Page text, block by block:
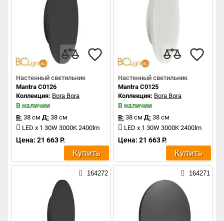
Настенный светильник
Mantra C0126
Коллекция: Bora Bora
В наличии
В: 38 см Д: 38 см
LED x 1 30W 3000K 2400lm
Цена: 21 663 Р.
Купить
Настенный светильник
Mantra C0125
Коллекция: Bora Bora
В наличии
В: 38 см Д: 38 см
LED x 1 30W 3000K 2400lm
Цена: 21 663 Р.
Купить
164272 164271